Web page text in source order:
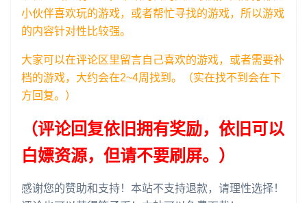
小伙伴喜欢玩的游戏，或者帮忙寻找的游戏，所以游戏
的内容针对性比较强。
大家可以在评论区里留言自己喜欢的游戏，或者需要补
档的游戏，大约会在2~4周找到。（实在找不到会在下
方回复。）
（评论回复依旧拥有奖励，依旧可以
白嫖资源，但请不要刷屏。）
感谢您的赞助和支持！本站不支持退款，请理性选择！